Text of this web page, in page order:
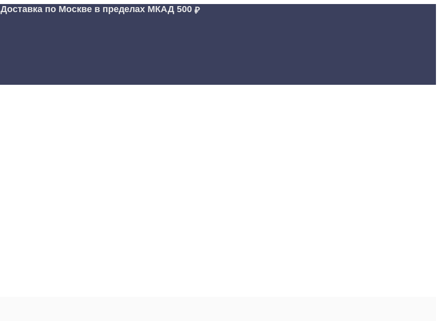
Доставка по Москве в пределах МКАД 500